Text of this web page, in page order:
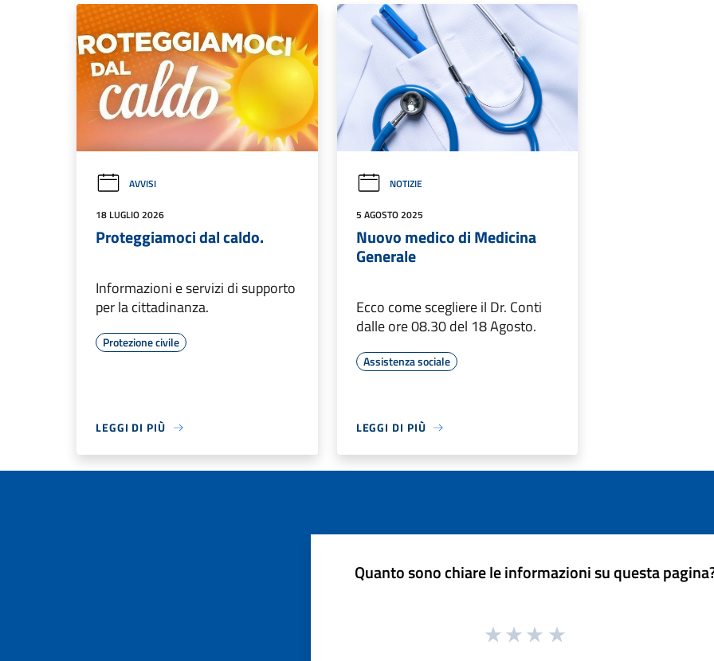
AVVISI
18 LUGLIO 2026
Proteggiamoci dal caldo.
Informazioni e servizi di supporto
per la cittadinanza.
Protezione civile
LEGGI DI PIÙ
NOTIZIE
5 AGOSTO 2025
Nuovo medico di Medicina
Generale
Ecco come scegliere il Dr. Conti
dalle ore 08.30 del 18 Agosto.
Assistenza sociale
LEGGI DI PIÙ
Quanto sono chiare le informazioni su questa